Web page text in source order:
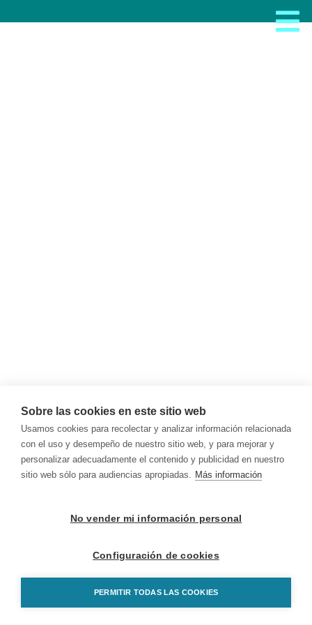
Sobre las cookies en este sitio web
Usamos cookies para recolectar y analizar información relacionada
con el uso y desempeño de nuestro sitio web, y para mejorar y
personalizar adecuadamente el contenido y publicidad en nuestro
sitio web sólo para audiencias apropiadas. Más información
No vender mi información personal
Configuración de cookies
PERMITIR TODAS LAS COOKIES